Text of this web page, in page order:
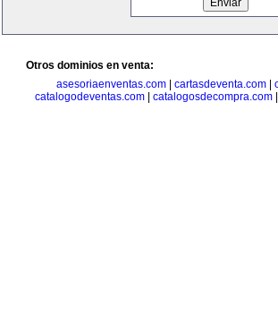
Otros dominios en venta:
asesoriaenventas.com
cartasdeventa.com
catalogodeventas.com
catalogosdecompra.com